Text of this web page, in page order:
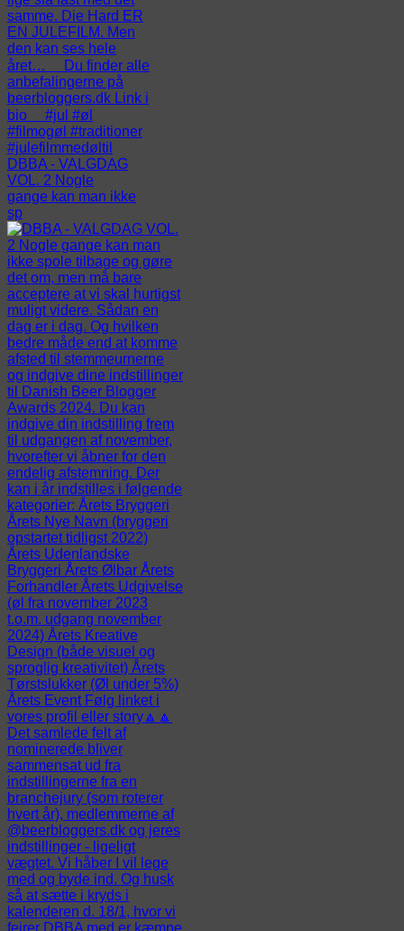
DBBA - VALGDAG
VOL. 2 Nogle
gange kan man ikke
sp